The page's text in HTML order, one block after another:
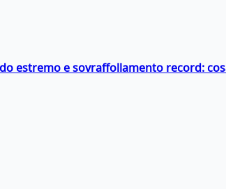
estremo e sovraffollamento record: